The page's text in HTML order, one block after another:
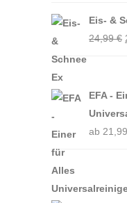
Eis- &
24,99€
EFA -
ab 21,99